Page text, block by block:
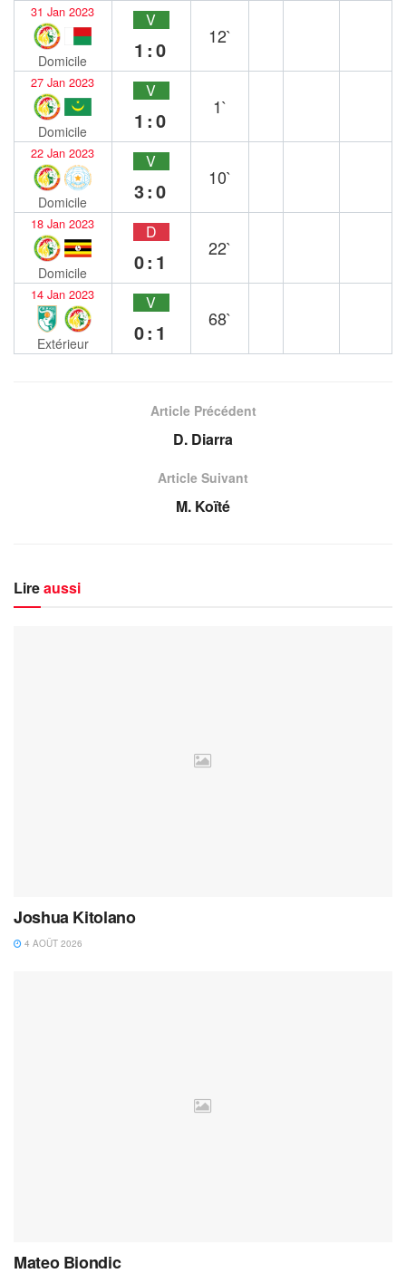
31 Jan 2023
Domicile
V
1:0
12`
27 Jan 2023
Domicile
V
1:0
1`
22 Jan 2023
Domicile
V
3:0
10`
18 Jan 2023
Domicile
D
0:1
22`
14 Jan 2023
Extérieur
V
0:1
68`
Article Précédent
D. Diarra
Article Suivant
M. Koïté
Lireaussi
Joshua Kitolano
4 AOÛT 2026
Mateo Biondic